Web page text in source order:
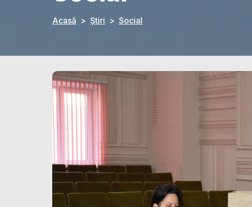
Acasă Știri Social